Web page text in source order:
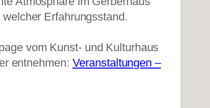
Erfahrungsstand.
vom Kunst- und Kulturhaus
entnehmen: Veranstaltungen –